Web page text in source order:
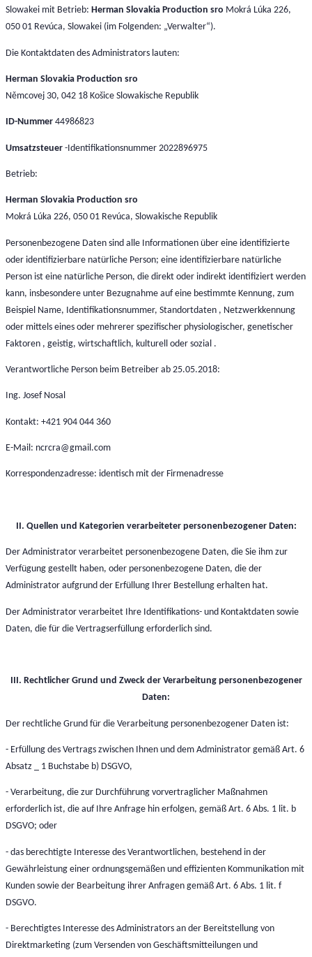
Slowakei mit Betrieb: Herman Slovakia Production sro Mokrá Lúka 226,
050 01 Revúca, Slowakei (im Folgenden: „Verwalter“).
Die Kontaktdaten des Administrators lauten:
Herman Slovakia Production sro
Němcovej 30, 042 18 Košice Slowakische Republik
ID-Nummer 44986823
Umsatzsteuer -Identifikationsnummer 2022896975
Betrieb:
Herman Slovakia Production sro
Mokrá Lúka 226, 050 01 Revúca, Slowakische Republik
Personenbezogene Daten sind alle Informationen über eine identifizierte
oder identifizierbare natürliche Person; eine identifizierbare natürliche
Person ist eine natürliche Person, die direkt oder indirekt identifiziert werden
kann, insbesondere unter Bezugnahme auf eine bestimmte Kennung, zum
Beispiel Name, Identifikationsnummer, Standortdaten , Netzwerkkennung
oder mittels eines oder mehrerer spezifischer physiologischer, genetischer
Faktoren , geistig, wirtschaftlich, kulturell oder sozial .
Verantwortliche Person beim Betreiber ab 25.05.2018:
Ing. Josef Nosal
Kontakt: +421 904 044 360
E-Mail: ncrcra@gmail.com
Korrespondenzadresse: identisch mit der Firmenadresse
II. Quellen und Kategorien verarbeiteter personenbezogener Daten:
Der Administrator verarbeitet personenbezogene Daten, die Sie ihm zur
Verfügung gestellt haben, oder personenbezogene Daten, die der
Administrator aufgrund der Erfüllung Ihrer Bestellung erhalten hat.
Der Administrator verarbeitet Ihre Identifikations- und Kontaktdaten sowie
Daten, die für die Vertragserfüllung erforderlich sind.
III. Rechtlicher Grund und Zweck der Verarbeitung personenbezogener
Daten:
Der rechtliche Grund für die Verarbeitung personenbezogener Daten ist:
- Erfüllung des Vertrags zwischen Ihnen und dem Administrator gemäß Art. 6
Absatz _ 1 Buchstabe b) DSGVO,
- Verarbeitung, die zur Durchführung vorvertraglicher Maßnahmen
erforderlich ist, die auf Ihre Anfrage hin erfolgen, gemäß Art. 6 Abs. 1 lit. b
DSGVO; oder
- das berechtigte Interesse des Verantwortlichen, bestehend in der
Gewährleistung einer ordnungsgemäßen und effizienten Kommunikation mit
Kunden sowie der Bearbeitung ihrer Anfragen gemäß Art. 6 Abs. 1 lit. f
DSGVO.
- Berechtigtes Interesse des Administrators an der Bereitstellung von
Direktmarketing (zum Versenden von Geschäftsmitteilungen und